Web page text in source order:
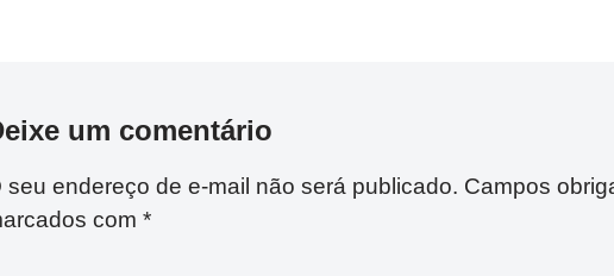
um comentário
seu endereço de e-mail não será publicado. Campos
com *